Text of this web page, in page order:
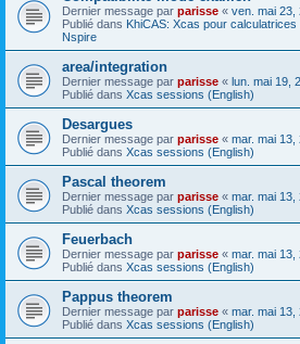
Dernier message par parisse « ven. mai 23,
Publié dans KhiCAS: Xcas pour
Nspire
area/integration
Dernier message par parisse « lun. mai 19,
Publié dans Xcas sessions (English)
Desargues
Dernier message par parisse « mar. mai 13,
Publié dans Xcas sessions (English)
Pascal theorem
Dernier message par parisse « mar. mai 13,
Publié dans Xcas sessions (English)
Feuerbach
Dernier message par parisse « mar. mai 13,
Publié dans Xcas sessions (English)
Pappus theorem
Dernier message par parisse « mar. mai 13,
Publié dans Xcas sessions (English)